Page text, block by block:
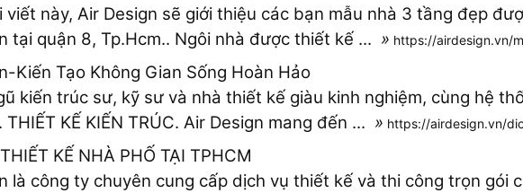
viết này, Air Design sẽ giới thiệu các bạn mẫu nhà 3 tầng đẹp
tại quận 8, Tp.Hcm.. Ngôi nhà được thiết kế ... » https://airdesign.vn/
Kiến Tạo Không Gian Sống Hoàn Hảo
kiến trúc sư, kỹ sư và nhà thiết kế giàu kinh nghiệm, cùng hệ
KẾ KIẾN TRÚC. Air Design mang đến ... » https://airdesign.vn/
KẾ NHÀ PHỐ TẠI TPHCM
là công ty chuyên cung cấp dịch vụ thiết kế và thi công trọn gói